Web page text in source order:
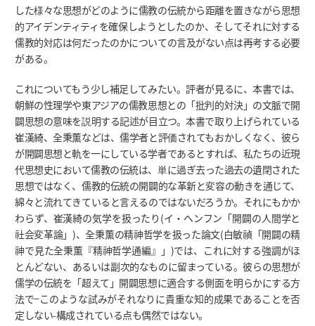
した様々な思想がどのように儒教の伝統から距離を置きながら思想
的アイデンティティを確保しようとしたのか、そしてそれに対する
儒教的対応は何だったのかについての言及がない点は再考する必要
がある。
これについてもう少し補足してみたい。評者が見るに、本書では、
朝鮮の性理学や東アジアの儒教思想との「批判的対決」の文脈で開
闢思想の意味を説明する記述が目立つ。本書で取り上げられている
崔漢綺、全秉薫などは、儒学者と評価されてもおかしくなく、彼ら
が開闢思想と軌を一にしている学者であるとすれば、私たちの近現
代思想史において儒教の伝統は、単に過ぎ去った過去の遺閉された
思想ではなく、儒教的伝統の開闢的な革新と変容の動きを通じて、
綿々と流れてきていると言えるのではないだろうか。それにもかか
わらず、崔漢綺の気学を扱ったり(イ・ヘンフン「開闢の人間学と
社会変革論」)、全秉薫の精神哲学を扱った論文(白敏禎「開闢の精
神で見た全秉薫『精神哲学通編』」)では、これに対する強調がほ
とんどない、あるいは副次的なものに留まっている。彼らの思想が
儒学の伝統を「超えて」開闢思想に適合する側面を明らかにする方
法で−このような試みがそれなりに貴重な知的成果であることを否
定しない-構成されている点も偶然ではない。